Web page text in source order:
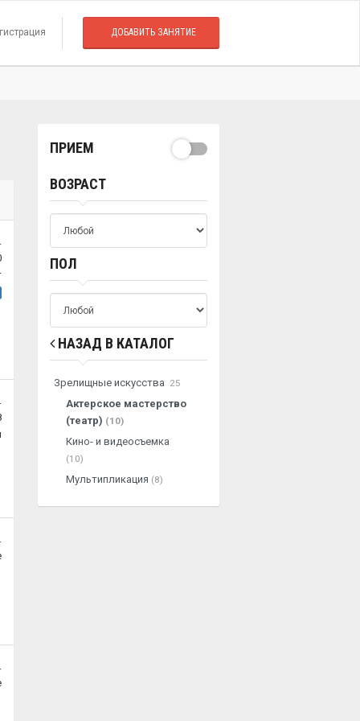
ДОБАВИТЬ ЗАНЯТИЕ
ПРИЕМ
ВОЗРАСТ
ПОЛ
НАЗАД В КАТАЛОГ
Зрелищные искусства 25
Актерское мастерство
(театр) (10)
Кино- и видеосъемка
(10)
Мультипликация (8)